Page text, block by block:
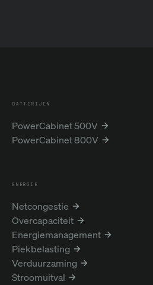
BATTERIJEN
PowerCabinet 500V
PowerCabinet 800V
ENERGIE
Netcongestie
Overcapaciteit
Energiemanagement
Piekbelasting
Verduurzaming
Stroomuitval